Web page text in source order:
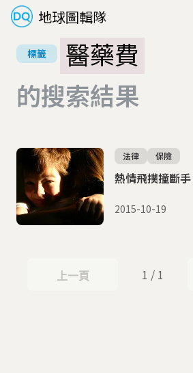
地球圖輯隊
標籤
醫藥費
的搜索結果
法律 保險
2015-10-19
上一頁
上一頁 1 / 1